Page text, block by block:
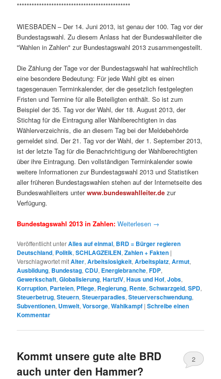
**********************************************
WIESBADEN – Der 14. Juni 2013, ist genau der 100. Tag vor der
Bundestagswahl. Zu diesem Anlass hat der Bundeswahlleiter die
"Wahlen in Zahlen" zur Bundestagswahl 2013 zusammengestellt.
Die Zählung der Tage vor der Bundestagswahl hat wahlrechtlich
eine besondere Bedeutung: Für jede Wahl gibt es einen
tagesgenauen Terminkalender, der die gesetzlich festgelegten
Fristen und Termine für alle Beteiligten enthält. So ist zum
Beispiel der 35. Tag vor der Wahl, der 18. August 2013, der
Stichtag für die Eintragung aller Wahlberechtigten in das
Wählerverzeichnis, die an diesem Tag bei der Meldebehörde
gemeldet sind. Der 21. Tag vor der Wahl, der 1. September 2013,
ist der letzte Tag für die Benachrichtigung der Wahlberechtigten
über ihre Eintragung. Den vollständigen Terminkalender sowie
weitere Informationen zur Bundestagswahl 2013 und Statistiken
aller früheren Bundestagswahlen stehen auf der Internetseite des
Bundeswahlleiters unterwww.bundeswahlleiter.de zur
Verfügung.
Bundestagswahl 2013 in Zahlen: Weiterlesen →
Veröffentlicht unterAlles auf einmal, BRD = Bürger regieren
Deutschland, Politik,SCHLAGZEILEN,Zahlen + Fakten |
Verschlagwortet mitAlter,Arbeitslosigkeit,Arbeitsplatz,Armut,
Ausbildung, Bundestag,CDU, Energiebranche,FDP,
Gewerkschaft,Globalisierung,HartzIV,Haus und Hof,Jobs,
Korruption, Parteien, Pflege, Regierung, Rente,Schwarzgeld,SPD,
Steuerbetrug,Steuern,Steuerparadies,Steuerverschwendung,
Subventionen, Umwelt,Vorsorge,Wahlkampf |Schreibe einen
Kommentar
Kommt unsere gute alte BRD
auch unter den Hammer?
2